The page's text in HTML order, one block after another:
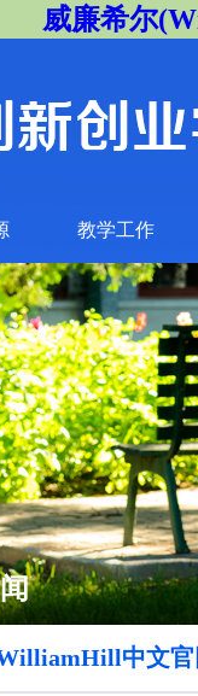
威廉希尔
教学工作
中文官